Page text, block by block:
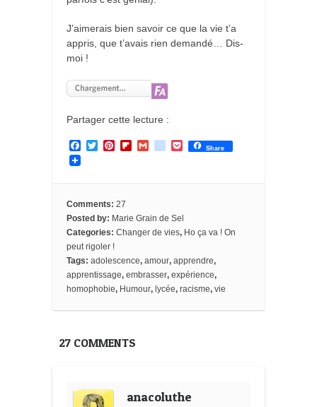
J’aimerais bien savoir ce que la vie t’a
appris, que t’avais rien demandé… Dis-
moi !
Partager cette lecture :
F
o
o
k
T
e
r
P
r
e
s
t
F
a
r
d
b
o
k
a
r
s
P
Share
Comments: 27
Posted by: Marie Grain de Sel
Categories: Changer de vies, Ho ça va ! On
peut rigoler !
Tags: adolescence, amour, apprendre,
apprentissage, embrasser, expérience,
homophobie, Humour, lycée, racisme, vie
27 COMMENTS
anacoluthe